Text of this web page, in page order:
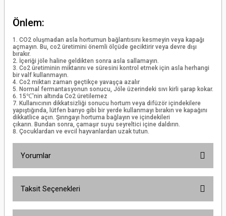
Önlem:
CO2 oluşmadan asla hortumun bağlantısını kesmeyin veya kapağı
açmayın. Bu, co2 üretimini önemli ölçüde geciktirir veya devre dışı
bırakır.
İçeriği jöle haline geldikten sonra asla sallamayın.
Co2 üretiminin miktarını ve süresini kontrol etmek için asla herhangi
bir valf kullanmayın.
Co2 miktarı zaman geçtikçe yavaşça azalır
Normal fermantasyonun sonucu, Jöle üzerindeki sıvı kirli şarap kokar.
15℃'nin altında Co2 üretilemez
Kullanıcının dikkatsizliği sonucu hortum veya difüzör içindekilere
yapıştığında, lütfen banyo gibi bir yerde kullanmayı bırakın ve kapağını
dikkatlice açın. Şırıngayı hortuma bağlayın ve içindekileri
çıkarın. Bundan sonra, çamaşır suyu seyreltici içine daldırın.
Çocuklardan ve evcil hayvanlardan uzak tutun.
Yorumlar
Taksit Seçenekleri